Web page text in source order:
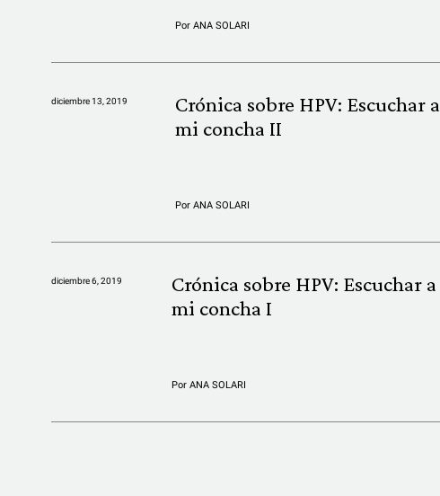
PorANA SOLARI
diciembre 13, 2019
Crónica sobre HPV: Escuchar a
mi concha II
PorANA SOLARI
diciembre 6, 2019
Crónica sobre HPV: Escuchar a
mi concha I
PorANA SOLARI